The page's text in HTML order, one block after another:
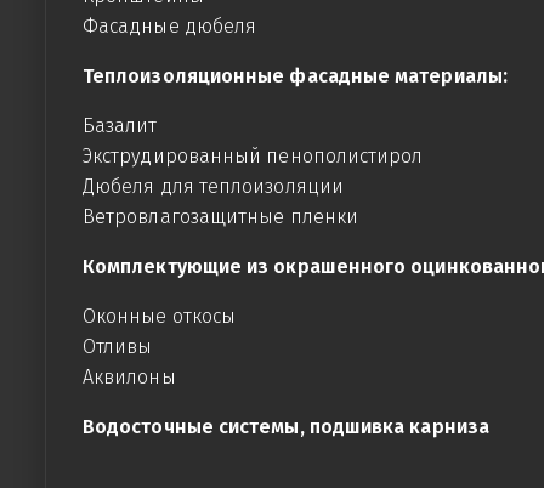
Фасадные дюбеля
Теплоизоляционные фасадные материалы:
Базалит
Экструдированный пенополистирол
Дюбеля для теплоизоляции
Ветровлагозащитные пленки
Комплектующие из окрашенного
Оконные откосы
Отливы
Аквилоны
Водосточные системы, подшивка карниза